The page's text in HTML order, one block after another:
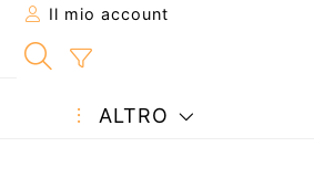
Il mio account
ALTRO